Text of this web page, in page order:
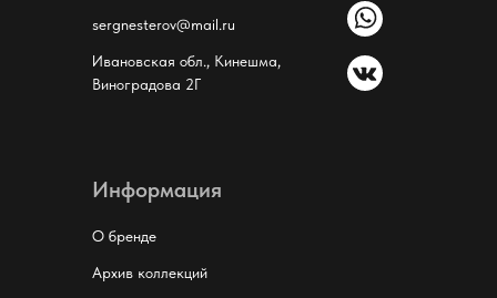
Информация
О бренде
Архив коллекций
Ивановская обл., Кинешма,
Виноградова 2Г
sergnesterov@mail.ru